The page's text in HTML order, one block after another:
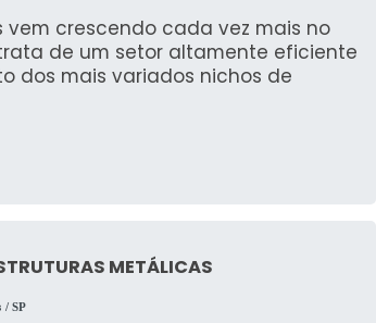
equipe de montagem para garantir
galpão?
temporária e como soluções de
personalização de projetos e
vem crescendo cada vez mais no
de um setor altamente eficiente
dos mais variados nichos de
METÁLICAS
/ SP